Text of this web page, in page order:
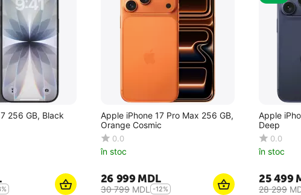
256 GB, Black
Apple iPhone 17 Pro Max 256 GB,
Orange Cosmic
0.0
în stoc
26 999MDL
30 799 MDL -12%
Apple
Deep
0.0
în stoc
25 499
28 299